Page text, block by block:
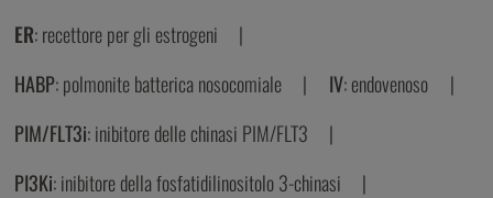
ER: recettore per gli estrogeni
HABP: polmonite batterica nosocomiale IV: endovenoso
PIM/FLT3i: inibitore delle chinasi PIM/FLT3
PI3Ki: inibitore della fosfatidilinositolo 3-chinasi